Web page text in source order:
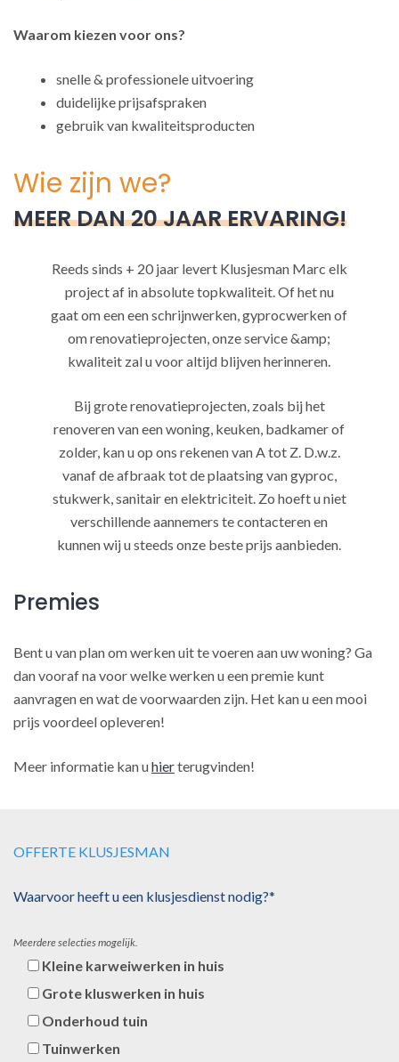
Waarom kiezen voor ons?
snelle & professionele uitvoering
duidelijke prijsafspraken
gebruik van kwaliteitsproducten
Wie zijn we?
MEER DAN 20 JAAR ERVARING!
Reeds sinds + 20 jaar levert Klusjesman Marc elk
project af in absolute topkwaliteit. Of het nu
gaat om een een schrijnwerken, gyprocwerken of
om renovatieprojecten, onze service &amp;
kwaliteit zal u voor altijd blijven herinneren.
Bij grote renovatieprojecten, zoals bij het
renoveren van een woning, keuken, badkamer of
zolder, kan u op ons rekenen van A tot Z. D.w.z.
vanaf de afbraak tot de plaatsing van gyproc,
stukwerk, sanitair en elektriciteit. Zo hoeft u niet
verschillende aannemers te contacteren en
kunnen wij u steeds onze beste prijs aanbieden.
Premies
Bent u van plan om werken uit te voeren aan uw woning? Ga
dan vooraf na voor welke werken u een premie kunt
aanvragen en wat de voorwaarden zijn. Het kan u een mooi
prijs voordeel opleveren!
Meer informatie kan uhierterugvinden!
OFFERTE KLUSJESMAN
Waarvoor heeft u een klusjesdienst nodig?*
Meerdere selecties mogelijk.
Kleine karweiwerken in huis
Grote kluswerken in huis
Onderhoud tuin
Tuinwerken